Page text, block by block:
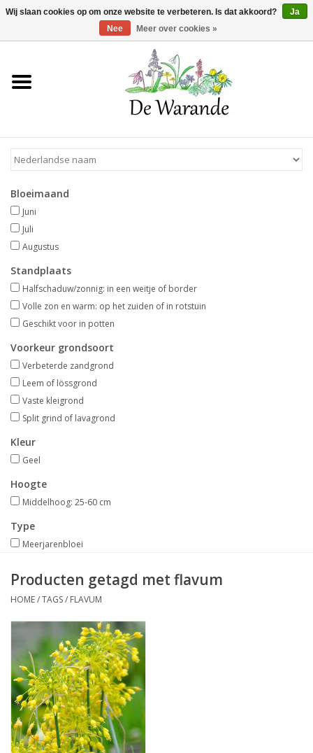
Winkelwagen >0 Artikelen - €0,00
Home
Voorjaarsbloeiers
Zomerbloeiers
Herfstbloeiers
Schaduwplanten
Aanbiedingen
Bodemverbetering
Overige producten
Advies
Onze tuinen!
Sterke Bollen Dagen
Bloeimaand
Juni
Juli
Augustus
Standplaats
Halfschaduw/zonnig: in een weitje of border
Volle zon en warm: op het zuiden of in rotstuin
Geschikt voor in potten
Voorkeur grondsoort
Verbeterde zandgrond
Leem of lössgrond
Vaste kleigrond
Split grind of lavagrond
Kleur
Geel
Hoogte
Middelhoog: 25-60 cm
Type
Meerjarenbloei
Producten getagd met flavum
HOME/TAGS/ FLAVUM
Wij slaan cookies op om onze website te verbeteren. Is dat akkoord?
Ja
Nee
Meer over cookies »